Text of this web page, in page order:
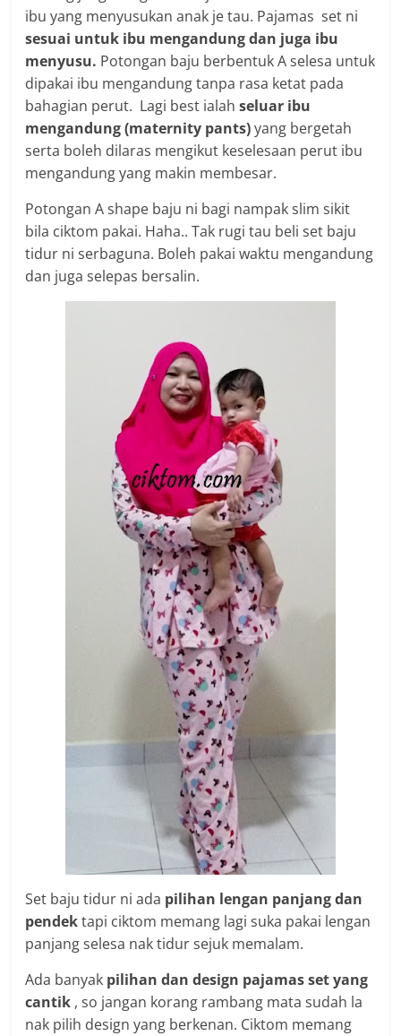
ibu yang menyusukan anak je tau. Pajamas set ni
sesuai untuk ibu mengandung dan juga ibu
menyusu. Potongan baju berbentuk A selesa untuk
dipakai ibu mengandung tanpa rasa ketat pada
bahagian perut. Lagi best ialahseluar ibu
mengandung (maternity pants)yang bergetah
serta boleh dilaras mengikut keselesaan perut ibu
mengandung yang makin membesar.
Potongan A shape baju ni bagi nampak slim sikit
bila ciktom pakai. Haha.. Tak rugi tau beli set baju
tidur ni serbaguna. Boleh pakai waktu mengandung
dan juga selepas bersalin.
Set baju tidur ni ada pilihan lengan panjang dan
pendektapi ciktom memang lagi suka pakai lengan
panjang selesa nak tidur sejuk memalam.
Ada banyak pilihan dan design pajamas set yang
cantik , so jangan korang rambang mata sudah la
nak pilih design yang berkenan. Ciktom memang